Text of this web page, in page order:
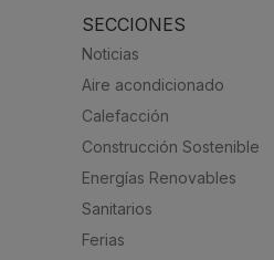
SECCIONES
Noticias
Aire acondicionado
Calefacción
Construcción Sostenible
Energías Renovables
Sanitarios
Ferias